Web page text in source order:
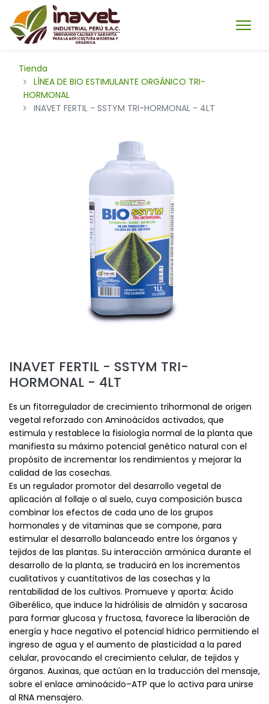
Tienda
LÍNEA DE BIO ESTIMULANTE ORGÁNICO TRI-
HORMONAL
INAVET FERTIL - SSTYM TRI-HORMONAL - 4LT
INAVET FERTIL - SSTYM TRI-
HORMONAL - 4LT
Es un fitorregulador de crecimiento trihormonal de origen
vegetal reforzado con Aminoácidos activados, que
estimula y restablece la fisiología normal de la planta que
manifiesta su máximo potencial genético natural con el
propósito de incrementar los rendimientos y mejorar la
calidad de las cosechas.
Es un regulador promotor del desarrollo vegetal de
aplicación al follaje o al suelo, cuya composición busca
combinar los efectos de cada uno de los grupos
hormonales y de vitaminas que se compone, para
estimular el desarrollo balanceado entre los órganos y
tejidos de las plantas. Su interacción armónica durante el
desarrollo de la planta, se traducirá en los incrementos
cualitativos y cuantitativos de las cosechas y la
rentabilidad de los cultivos. Promueve y aporta: Ácido
Giberélico, que induce la hidrólisis de almidón y sacarosa
para formar glucosa y fructosa, favorece la liberación de
energía y hace negativo el potencial hídrico permitiendo el
ingreso de agua y el aumento de plasticidad a la pared
celular, provocando el crecimiento celular, de tejidos y
órganos. Auxinas, que actúan en la traducción del mensaje,
sobre el enlace aminoácido–ATP que lo activa para unirse
al RNA mensajero.